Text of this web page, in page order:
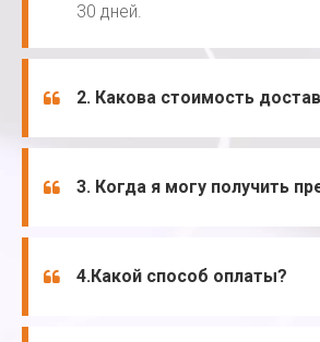
30 дней.
2. Какова стоимость
3. Когда я могу получить
4.Какой способ оплаты?